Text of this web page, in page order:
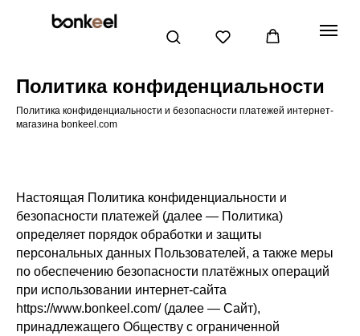
График работы в праздники >>
Политика конфиденциальности
Политика конфиденциальности и безопасности платежей интернет-
магазина bonkeel.com
Настоящая Политика конфиденциальности и
безопасности платежей (далее — Политика)
определяет порядок обработки и защиты
персональных данных Пользователей, а также меры
по обеспечению безопасности платёжных операций
при использовании интернет-сайта
https://www.bonkeel.com/ (далее — Сайт),
принадлежащего Обществу с ограниченной